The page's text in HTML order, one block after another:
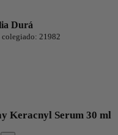
Durá
colegiado: 21982
Keracnyl Serum 30 ml